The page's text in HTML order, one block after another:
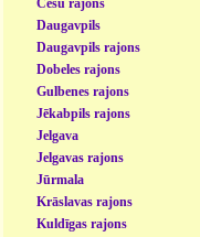
Cēsu rajons
Daugavpils
Daugavpils rajons
Dobeles rajons
Gulbenes rajons
Jēkabpils rajons
Jelgava
Jelgavas rajons
Jūrmala
Krāslavas rajons
Kuldīgas rajons